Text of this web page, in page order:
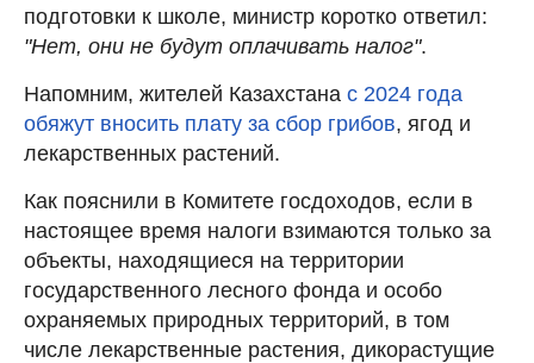
подготовки к школе, министр коротко ответил:
"Нет, они не будут оплачивать налог".
Напомним, жителей Казахстана с 2024 года
обяжут вносить плату за сбор грибов, ягод и
лекарственных растений.
Как пояснили в Комитете госдоходов, если в
настоящее время налоги взимаются только за
объекты, находящиеся на территории
государственного лесного фонда и особо
охраняемых природных территорий, в том
числе лекарственные растения, дикорастущие